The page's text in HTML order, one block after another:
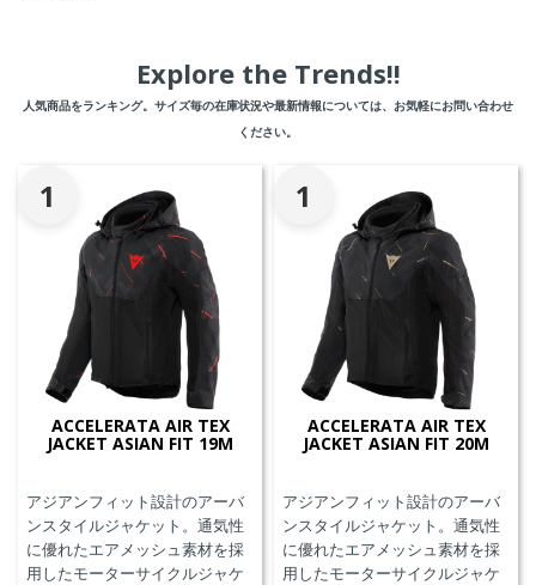
Explore the Trends!!
人気商品をランキング。サイズ毎の在庫状況や最新情報については、お気軽にお問い合わせ
ください。
1
ACCELERATA AIR TEX
JACKET ASIAN FIT 19M
アジアンフィット設計のアーバ
ンスタイルジャケット。通気性
に優れたエアメッシュ素材を採
用したモーターサイクルジャケ
1
ACCELERATA AIR TEX
JACKET ASIAN FIT 20M
アジアンフィット設計のアーバ
ンスタイルジャケット。通気性
に優れたエアメッシュ素材を採
用したモーターサイクルジャケ